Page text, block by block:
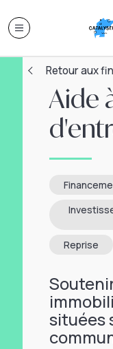
Retour aux
Aide
Reprise
situées